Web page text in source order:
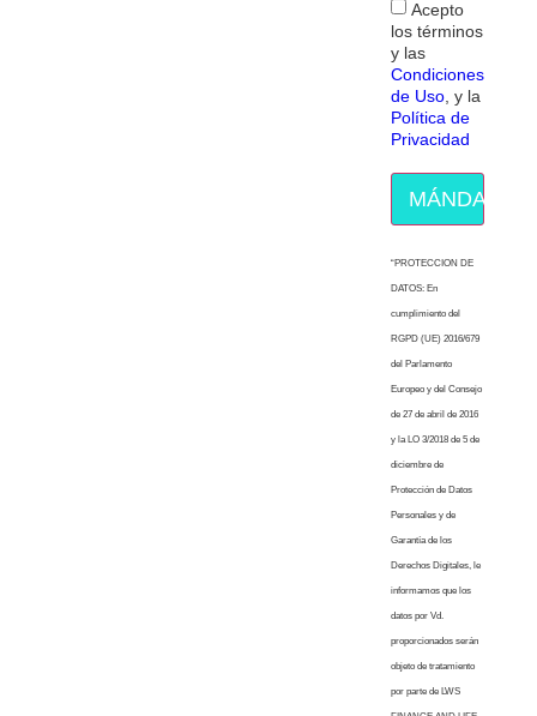
Acepto
los términos
y las
Condiciones
de Uso, y la
Política de
Privacidad
MÁNDAME
“PROTECCION DE
DATOS: En
cumplimiento del
RGPD (UE) 2016/679
del Parlamento
Europeo y del Consejo
de 27 de abril de 2016
y la LO 3/2018 de 5 de
diciembre de
Protección de Datos
Personales y de
Garantía de los
Derechos Digitales, le
informamos que los
datos por Vd.
proporcionados serán
objeto de tratamiento
por parte de LWS